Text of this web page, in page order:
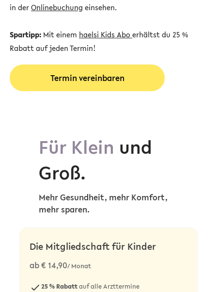
in derOnlinebuchung einsehen.
Spartipp: Mit einem haelsi Kids Abo erhältst du 25 %
Rabatt auf jeden Termin!
Termin vereinbaren
Für Klein und
Groß.
Mehr Gesundheit, mehr Komfort,
mehr sparen.
Die Mitgliedschaft für Kinder
ab € 14,90/ Monat
25 % Rabattauf alle Arzttermine